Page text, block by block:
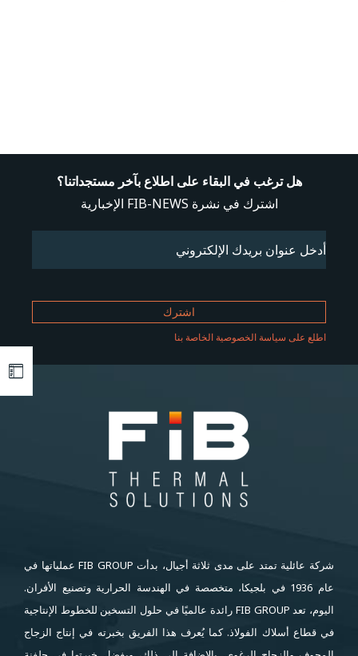
هل ترغب في البقاء على اطلاع بآخر مستجداتنا؟
اشترك في نشرة FIB-NEWS الإخبارية
Email (مطلوب)
اطلع على سياسة الخصوصية الخاصة بنا
شركة عائلية تمتد على مدى ثلاثة أجيال، بدأت FIB GROUP عملياتها في
عام 1936 في بلجيكا، متخصصة في الهندسة الحرارية وتصنيع الأفران.
اليوم، تعد FIB GROUP رائدة عالميًا في حلول التسخين للخطوط الإنتاجية
في قطاع أسلاك الفولاذ. كما يُعرف هذا الفريق بخبرته في إنتاج الزجاج